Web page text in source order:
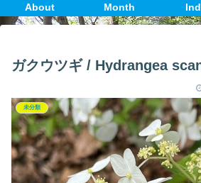
About Month
ガクウツギ / Hydrangea
未分類